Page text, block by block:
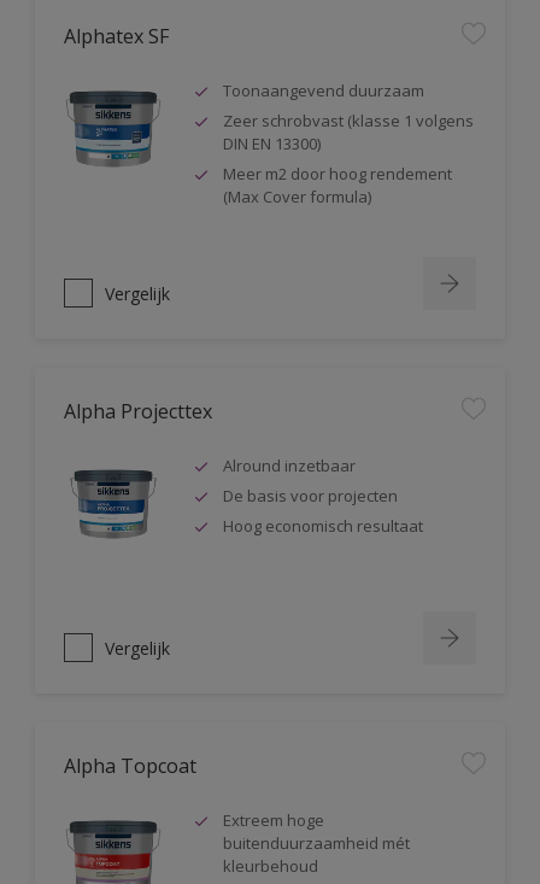
Alphatex SF
Toonaangevend duurzaam
Zeer schrobvast (klasse 1 volgens
DIN EN 13300)
Meer m2 door hoog rendement
(Max Cover formula)
Vergelijk
Alpha Projecttex
Alround inzetbaar
De basis voor projecten
Hoog economisch resultaat
Vergelijk
Alpha Topcoat
Extreem hoge
buitenduurzaamheid mét
kleurbehoud